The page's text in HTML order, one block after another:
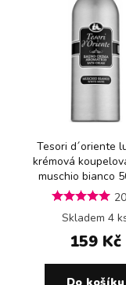
Tesori d´oriente
krémová
muschio bianco
Skladem 4
159 Kč